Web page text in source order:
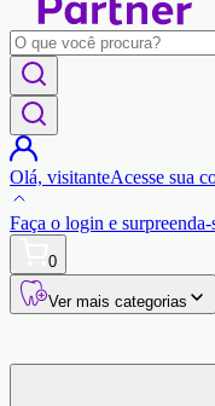
Olá, visitanteAcesse sua
Faça o login e
0
Ver mais categorias